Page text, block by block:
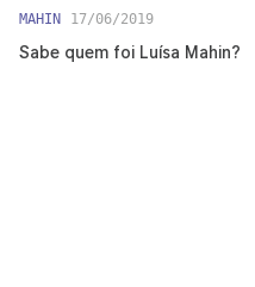
MAHIN 17/06/2019
Sabe quem foi Luísa Mahin?